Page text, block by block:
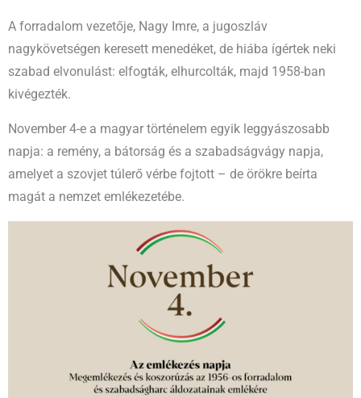
A forradalom vezetője, Nagy Imre, a jugoszláv
nagykövetségen keresett menedéket, de hiába ígértek neki
szabad elvonulást: elfogták, elhurcolták, majd 1958-ban
kivégezték.
November 4-e a magyar történelem egyik leggyászosabb
napja: a remény, a bátorság és a szabadságvágy napja,
amelyet a szovjet túlerő vérbe fojtott – de örökre beírta
magát a nemzet emlékezetébe.